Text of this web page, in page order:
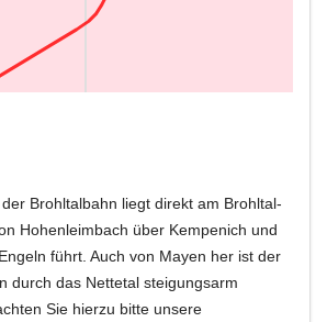
Brohltalbahn liegt direkt am Brohltal-
Hohenleimbach über Kempenich und
führt. Auch von Mayen her ist der
durch das Nettetal steigungsarm
Sie hierzu bitte unsere